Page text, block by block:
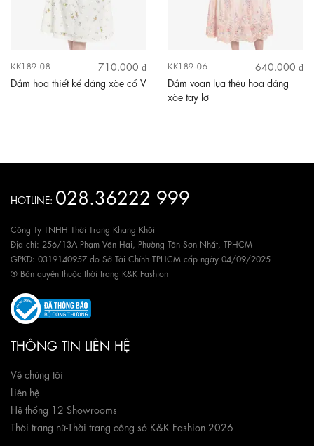
KK189-08
710.000 ₫
Đầm hoa thiết kế dáng xòe cổ V
KK189-06
640.000 ₫
Đầm voan lụa thêu hoa dáng
xòe tay lỡ
HOTLINE: 028.36222 999
Công Ty TNHH Thời Trang Khang Khôi
Địa chỉ: 256/13A Phạm Văn Hai, Phường Tân Sơn Nhất, TPHCM
GPKD: 0319140957 do Sở Tài Chính TPHCM cấp ngày 04/09/2025
® Bản quyền thuộc thời trang K&K Fashion
THÔNG TIN LIÊN HỆ
Về chúng tôi
Liên hệ
Hệ thống 12 Showrooms
Thời trang nữ-Thời trang công sở K&K Fashion 2026